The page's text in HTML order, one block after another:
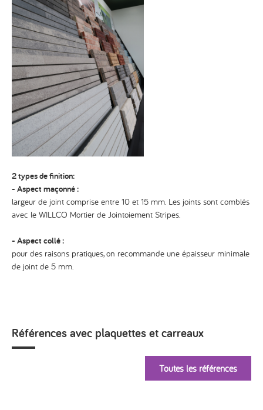
2 types de finition:
- Aspect maçonné :
largeur de joint comprise entre 10 et 15 mm. Les joints sont comblés
avec le WILLCO Mortier de Jointoiement Stripes.
- Aspect collé :
pour des raisons pratiques, on recommande une épaisseur minimale
de joint de 5 mm.
Références avec plaquettes et carreaux
Toutes les références